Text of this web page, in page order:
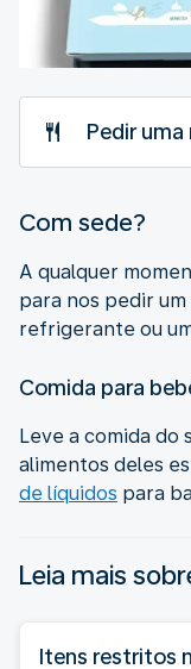
Pedir
Com sede?
A qualquer
para nos pedir
refrigerante ou
Comida para
Leve a comida do
alimentos deles
de líquidos para
Leia mais
Itens restritos